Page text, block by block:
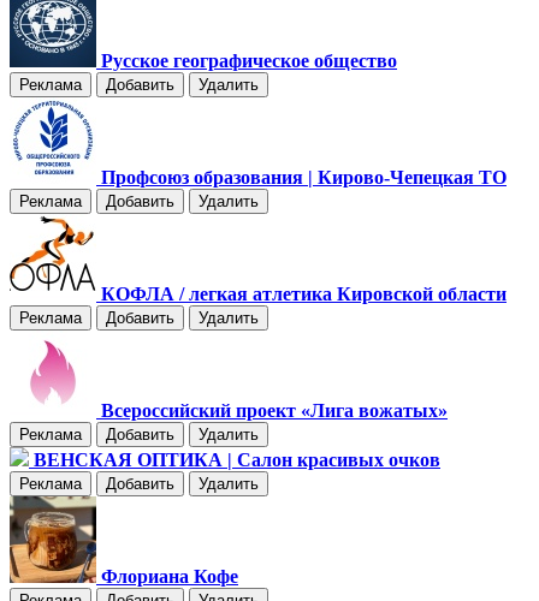
Русское географическое общество
Реклама Добавить Удалить
Профсоюз образования | Кирово-Чепецкая ТО
Реклама Добавить Удалить
КОФЛА / легкая атлетика Кировской области
Реклама Добавить Удалить
Всероссийский проект «Лига вожатых»
Реклама Добавить Удалить
ВЕНСКАЯ ОПТИКА | Салон красивых очков
Реклама Добавить Удалить
Флориана Кофе